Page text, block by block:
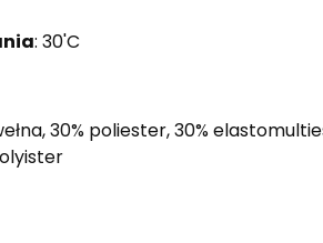
: 30'C
30% poliester, 30%